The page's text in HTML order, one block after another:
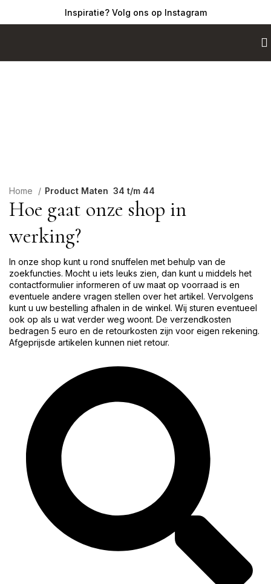
Inspiratie? Volg ons op Instagram
Home Product Maten 34 t/m 44
Hoe gaat onze shop in
werking?
In onze shop kunt u rond snuffelen met behulp van de
zoekfuncties. Mocht u iets leuks zien, dan kunt u middels het
contactformulier informeren of uw maat op voorraad is en
eventuele andere vragen stellen over het artikel. Vervolgens
kunt u uw bestelling afhalen in de winkel. Wij sturen eventueel
ook op als u wat verder weg woont. De verzendkosten
bedragen 5 euro en de retourkosten zijn voor eigen rekening.
Afgeprijsde artikelen kunnen niet retour.